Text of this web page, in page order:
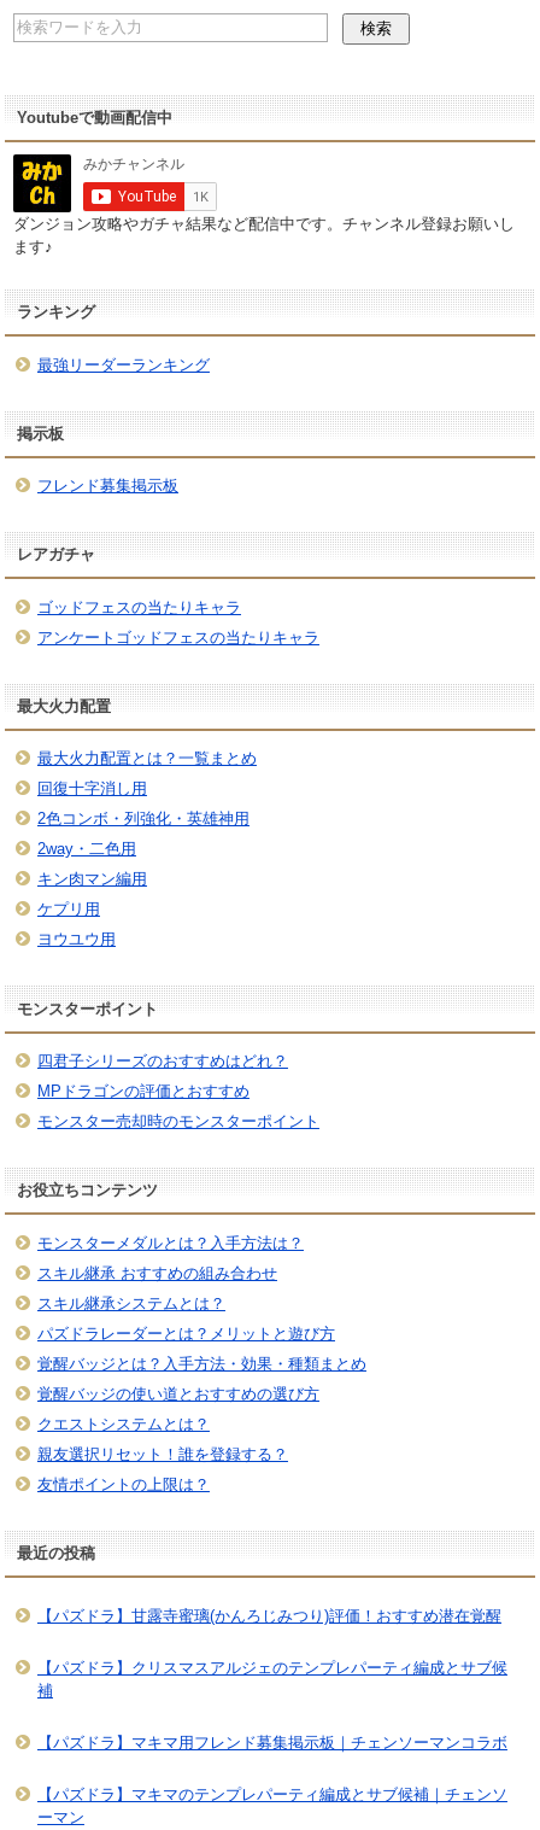
Youtubeで動画配信中
ダンジョン攻略やガチャ結果など配信中です。チャンネル登録お願いし
ます♪
ランキング
最強リーダーランキング
掲示板
フレンド募集掲示板
レアガチャ
ゴッドフェスの当たりキャラ
アンケートゴッドフェスの当たりキャラ
最大火力配置
最大火力配置とは？一覧まとめ
回復十字消し用
2色コンボ・列強化・英雄神用
2way・二色用
キン肉マン編用
ケプリ用
ヨウユウ用
モンスターポイント
四君子シリーズのおすすめはどれ？
MPドラゴンの評価とおすすめ
モンスター売却時のモンスターポイント
お役立ちコンテンツ
モンスターメダルとは？入手方法は？
スキル継承 おすすめの組み合わせ
スキル継承システムとは？
パズドラレーダーとは？メリットと遊び方
覚醒バッジとは？入手方法・効果・種類まとめ
覚醒バッジの使い道とおすすめの選び方
クエストシステムとは？
親友選択リセット！誰を登録する？
友情ポイントの上限は？
最近の投稿
【パズドラ】甘露寺蜜璃(かんろじみつり)評価！おすすめ潜在覚醒
【パズドラ】クリスマスアルジェのテンプレパーティ編成とサブ候
補
【パズドラ】マキマ用フレンド募集掲示板｜チェンソーマンコラボ
【パズドラ】マキマのテンプレパーティ編成とサブ候補｜チェンソ
ーマン